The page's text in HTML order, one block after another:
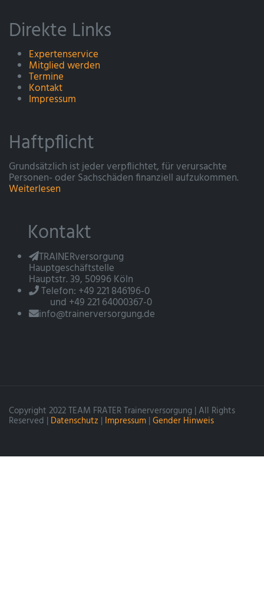
Direkte Links
Expertenservice
Mitglied werden
Termine
Kontakt
Impressum
Haftpflicht
Grundsätzlich ist jeder verpflichtet, für verursachte
Personen- oder Sachschäden finanziell aufzukommen.
Weiterlesen
Kontakt
TRAINERversorgung
Hauptgeschäftstelle
Hauptstr. 39, 50996 Köln
Telefon: +49 221 846196-0
und +49 221 64000367-0
info@trainerversorgung.de
Copyright 2022 TEAM FRATER Trainerversorgung | All Rights
Reserved | Datenschutz | Impressum | Gender Hinweis